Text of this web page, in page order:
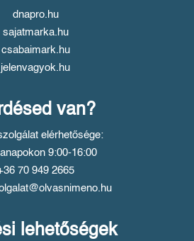
dnapro.hu
sajatmarka.hu
csabaimark.hu
jelenvagyok.hu
van?
elérhetősége:
9:00-16:00
70 949 2665
lehetőségek